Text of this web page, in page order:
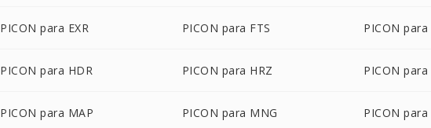
PICON para EXR PICON para FTS PICON para
PICON para HDR PICON para HRZ PICON
PICON para MAP PICON para MNG PICON